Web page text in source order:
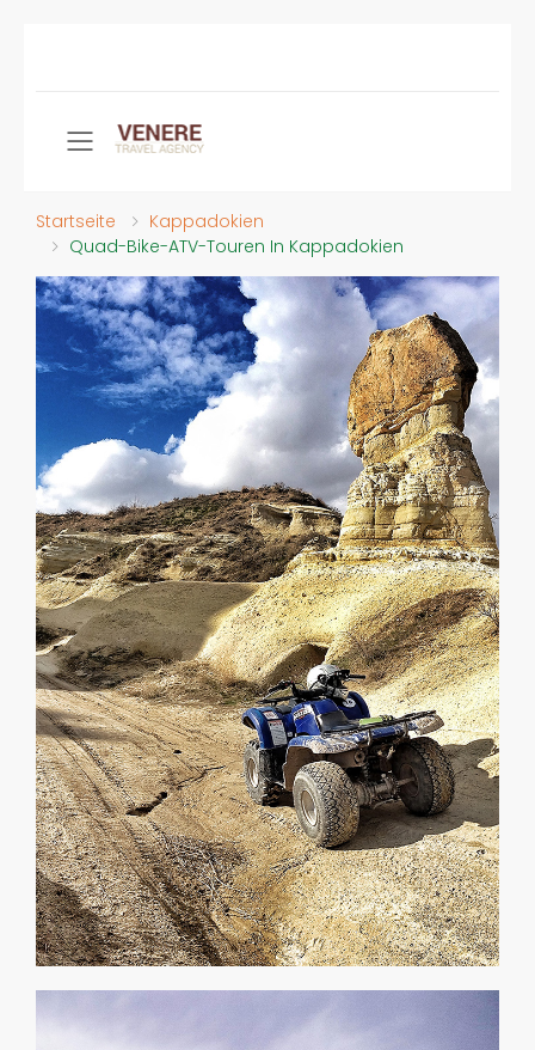
Toggle mobile menu
Startseite
Kappadokien
Quad-Bike-ATV-Touren In Kappadokien